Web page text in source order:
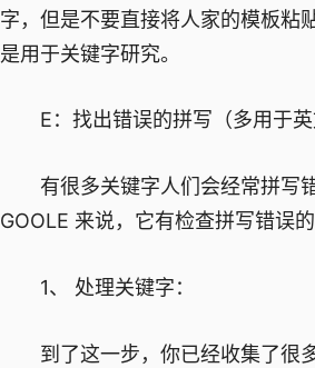
字，但是不要直接将人家的模板粘
是用于关键字研究。
E：找出错误的拼写（多用于英
有很多关键字人们会经常拼写错
GOOLE 来说，它有检查拼写错误
1、 处理关键字：
到了这一步，你已经收集了很多